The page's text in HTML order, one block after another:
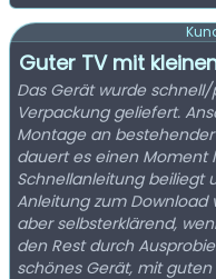
Guter TV mit
Das Gerät wurde
Verpackung geliefert.
Montage an bestehender
dauert es einen Moment
Schnellanleitung beiliegt
Anleitung zum Download
aber selbsterklärend,
den Rest durch
schönes Gerät, mit